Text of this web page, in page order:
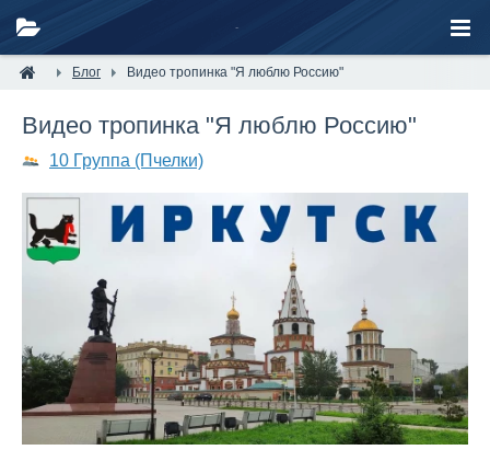
Блог Видео тропинка "Я люблю Россию"
Видео тропинка "Я люблю Россию"
10 Группа (Пчелки)